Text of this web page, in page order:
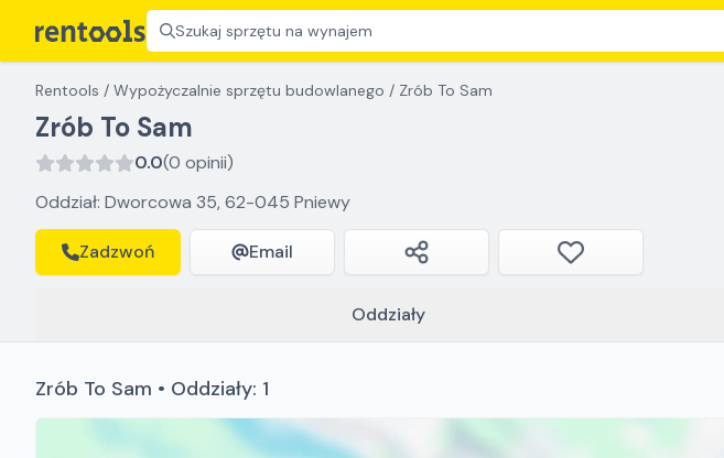
Szukaj sprzętu na wynajem
Rentools / Wypożyczalnie sprzętu budowlanego / Zrób To Sam
Zrób To Sam
0.0(0 opinii)
Oddział: Dworcowa 35, 62-045 Pniewy
Zadzwoń Email
Oddziały
Zrób To Sam • Oddziały: 1